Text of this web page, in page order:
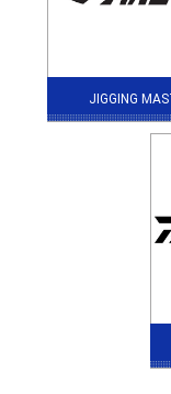
JIGGING